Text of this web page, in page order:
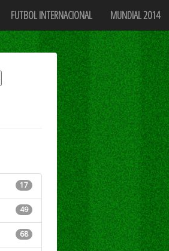
FUTBOL INTERNACIONAL MUNDIAL 2014
17
49
68